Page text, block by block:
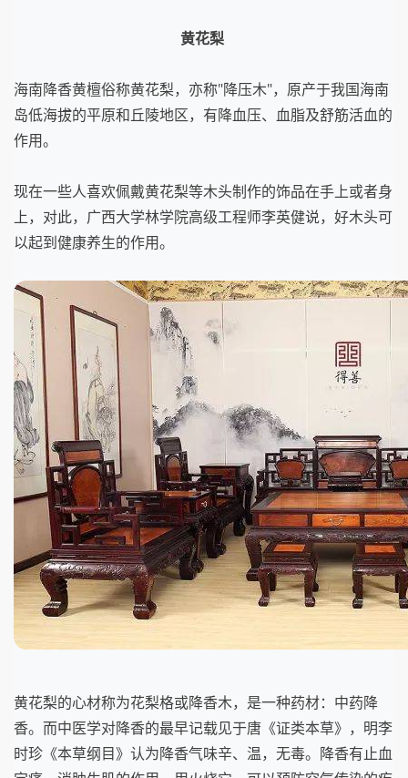
黄花梨
海南降香黄檀俗称黄花梨，亦称"降压木"，原产于我国海南
岛低海拔的平原和丘陵地区，有降血压、血脂及舒筋活血的
作用。
现在一些人喜欢佩戴黄花梨等木头制作的饰品在手上或者身
上，对此，广西大学林学院高级工程师李英健说，好木头可
以起到健康养生的作用。
黄花梨的心材称为花梨格或降香木，是一种药材：中药降
香。而中医学对降香的最早记载见于唐《证类本草》，明李
时珍《本草纲目》认为降香气味辛、温，无毒。降香有止血